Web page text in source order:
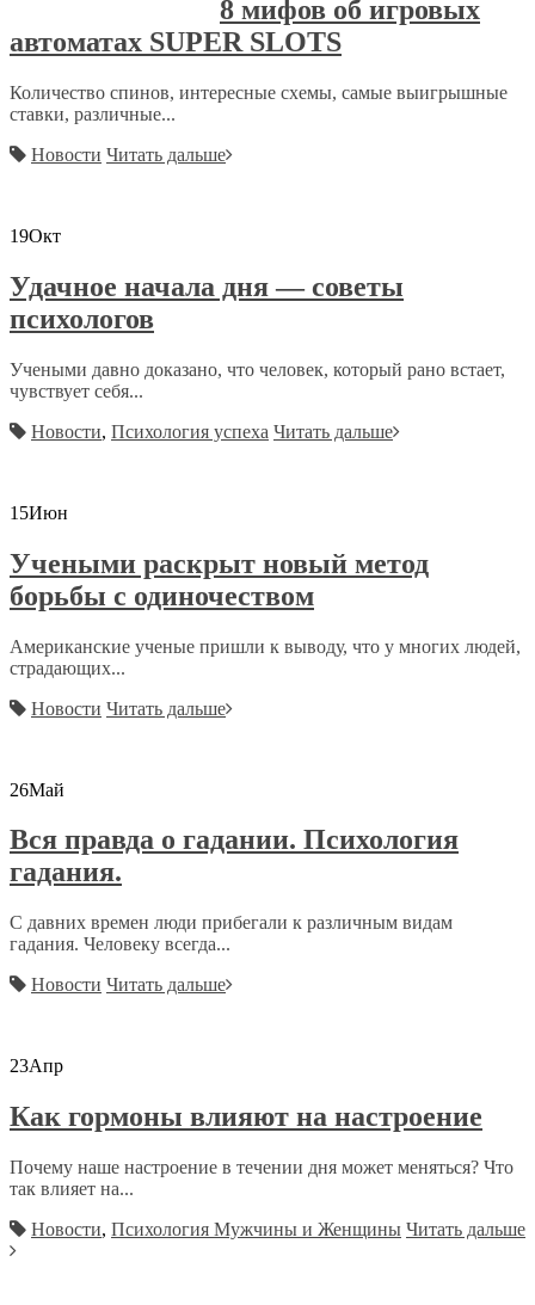
8 мифов об игровых
автоматах SUPER SLOTS
Количество спинов, интересные схемы, самые выигрышные
ставки, различные...
Новости Читать дальше
19Окт
Удачное начала дня — советы
психологов
Учеными давно доказано, что человек, который рано встает,
чувствует себя...
Новости, Психология успеха Читать дальше
15Июн
Учеными раскрыт новый метод
борьбы с одиночеством
Американские ученые пришли к выводу, что у многих людей,
страдающих...
Новости Читать дальше
26Май
Вся правда о гадании. Психология
гадания.
С давних времен люди прибегали к различным видам
гадания. Человеку всегда...
Новости Читать дальше
23Апр
Как гормоны влияют на настроение
Почему наше настроение в течении дня может меняться? Что
так влияет на...
Новости, Психология Мужчины и Женщины Читать дальше